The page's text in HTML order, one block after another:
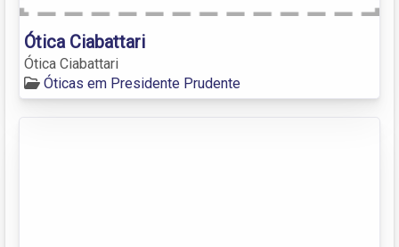
Ótica Ciabattari
Ótica Ciabattari
Óticas em Presidente Prudente